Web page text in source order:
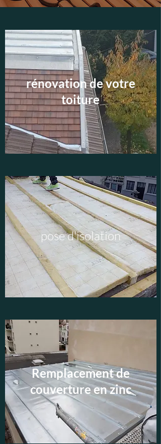
rénovation de votre
toiture
pose d'isolation
Remplacement de
couverture en zinc